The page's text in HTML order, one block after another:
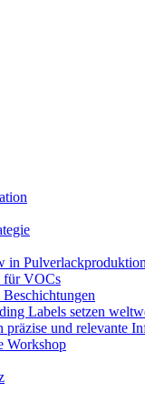
in Pulverlackproduktion
für VOCs
Labels setzen
präzise und relevante
Workshop